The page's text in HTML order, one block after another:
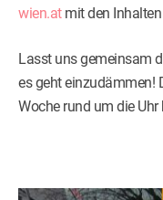
wien.atmit den
Lasst uns gemeinsam
es geht einzudämmen!
Woche rund um die